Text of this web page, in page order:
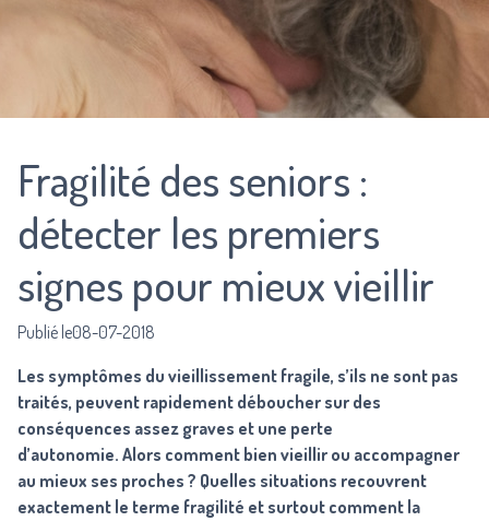
Fragilité des seniors :
détecter les premiers
signes pour mieux vieillir
Publié le08-07-2018
Les symptômes du vieillissement fragile, s’ils ne sont pas
traités, peuvent rapidement déboucher sur des
conséquences assez graves et une perte
d’autonomie. Alors comment bien vieillir ou accompagner
au mieux ses proches ? Quelles situations recouvrent
exactement le terme fragilité et surtout comment la